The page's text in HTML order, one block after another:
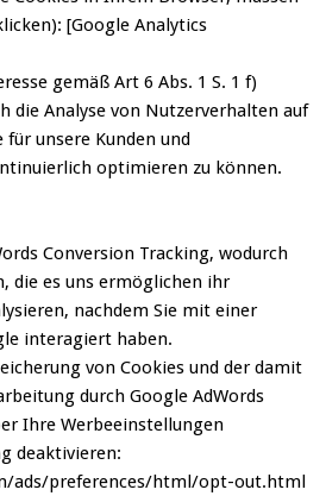
[Google Analytics
gemäß Art 6 Abs. 1 S. 1 f)
die Analyse von Nutzerverhalten auf
für unsere Kunden und
optimieren zu können.
Conversion Tracking, wodurch
die es uns ermöglichen ihr
nachdem Sie mit einer
interagiert haben.
von Cookies und der damit
durch Google AdWords
Ihre Werbeeinstellungen
deaktivieren:
ads/preferences/html/opt-out.html